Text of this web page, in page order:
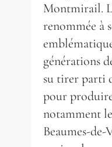
Montmirail.
renommée à
générations
su tirer parti
pour
notamment
Beaumes-